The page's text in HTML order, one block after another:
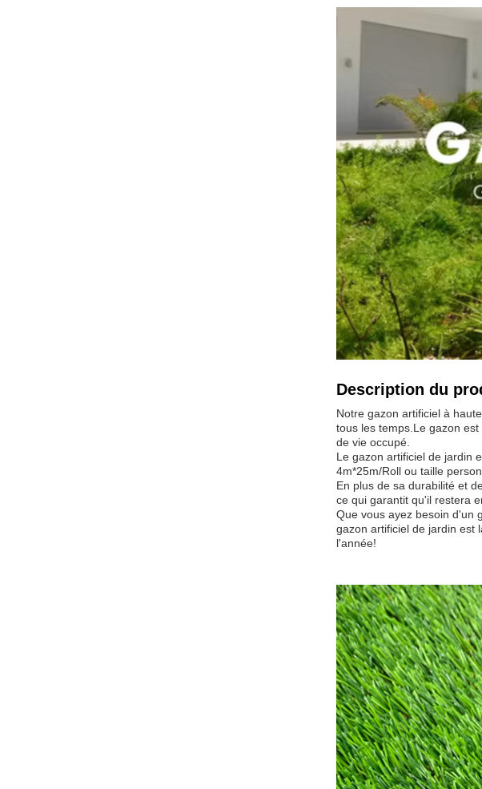
Description du
Notre gazon artificiel à
tous les temps.Le gazon
de vie occupé.
Le gazon artificiel de jardin
4m*25m/Roll ou taille
En plus de sa durabilité et
ce qui garantit qu'il restera
Que vous ayez besoin d'un
gazon artificiel de jardin est
l'année!